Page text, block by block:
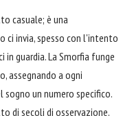
casuale; è una
ci invia, spesso con l'intento
guardia. La Smorfia funge
assegnando a ogni
un numero specifico.
di secoli di osservazione,